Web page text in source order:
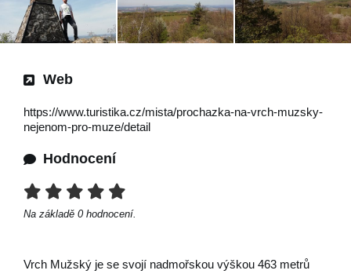
Web
https://www.turistika.cz/mista/prochazka-na-vrch-muzsky-
nejenom-pro-muze/detail
Hodnocení
Na základě 0 hodnocení.
Vrch Mužský je se svojí nadmořskou výškou 463 metrů